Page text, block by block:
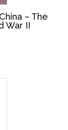
– The
War II